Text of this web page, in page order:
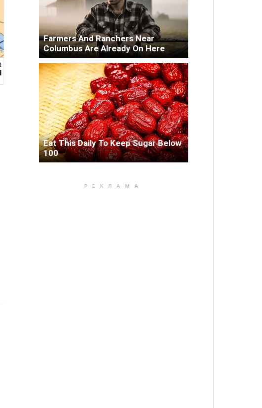
Farmers And Ranchers Near
Columbus Are Already On Here
Eat This Daily To Keep Sugar Below
100